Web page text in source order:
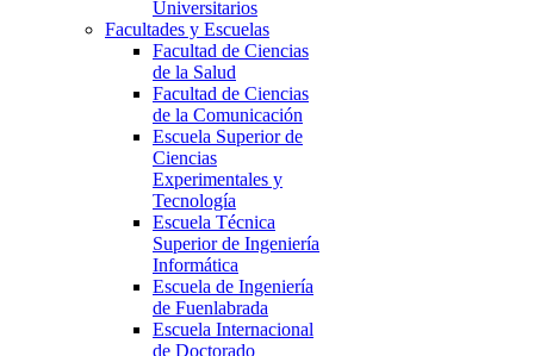
Universitarios
Facultades y Escuelas
Facultad de Ciencias
de la Salud
Facultad de Ciencias
de la Comunicación
Escuela Superior de
Ciencias
Experimentales y
Tecnología
Escuela Técnica
Superior de Ingeniería
Informática
Escuela de Ingeniería
de Fuenlabrada
Escuela Internacional
de Doctorado